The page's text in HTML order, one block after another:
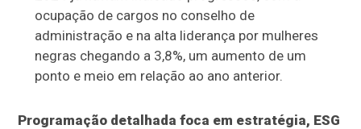
ocupação de cargos no conselho de
administração e na alta liderança por mulheres
negras chegando a 3,8%, um aumento de um
ponto e meio em relação ao ano anterior.
Programação detalhada foca em estratégia, ESG